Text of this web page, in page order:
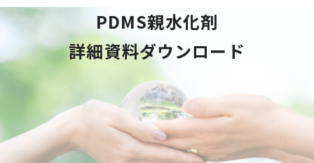
PDMS親水化剤
詳細資料ダウンロード